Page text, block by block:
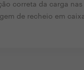
correta da carga nas
de recheio em